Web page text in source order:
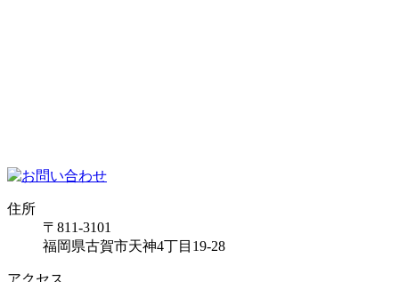
住所
〒811-3101
福岡県古賀市天神4丁目19-28